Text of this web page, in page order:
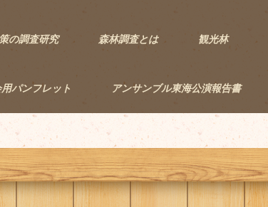
の調査研究 森林調査とは 観光林
パンフレット アンサンブル東海公演報告書